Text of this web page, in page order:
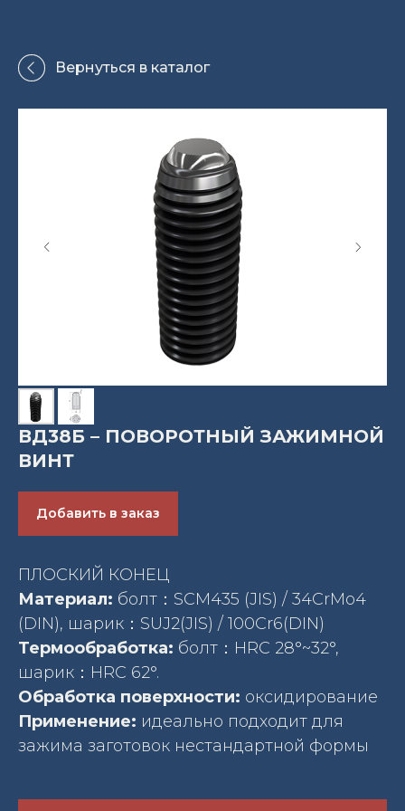
Вернуться в каталог
ВД38Б – ПОВОРОТНЫЙ ЗАЖИМНОЙ
ВИНТ
Добавить в заказ
ПЛОСКИЙ КОНЕЦ
Материал: болт：SCM435 (JIS) / 34CrMo4
(DIN), шарик：SUJ2(JIS) / 100Cr6(DIN)
Термообработка: болт：HRC 28°~32°,
шарик：HRC 62°.
Обработка поверхности: оксидирование
Применение: идеально подходит для
зажима заготовок нестандартной формы